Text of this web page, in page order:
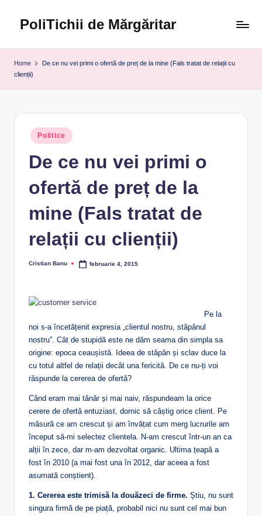
PoliTichii de Mărgăritar
Home
De ce nu vei primi o ofertă de preț de la mine (Fals tratat de relații cu
clienții)
Posted
in
Politice
De ce nu vei primi o
ofertă de preț de la
mine (Fals tratat de
relații cu clienții)
Posted
Cristian Banu februarie 4, 2015
Pe la
noi s-a încetățenit expresia „clientul nostru, stăpânul
nostru”. Cât de stupidă este ne dăm seama din simpla sa
origine: epoca ceaușistă. Ideea de stăpân și sclav duce la
cu totul altfel de relații decât una fericită. De ce nu-ți voi
răspunde la cererea de ofertă?
Când eram mai tânăr și mai naiv, răspundeam la orice
cerere de ofertă entuziast, dornic să câștig orice client. Pe
măsură ce am crescut și am învățat cum merg lucrurile am
început să-mi selectez clientela. N-am crescut într-un an ca
alții în zece, dar m-am dezvoltat organic. Ultima țeapă a
fost în 2010 (a mai fost una în 2012, dar aceea a fost
asumată conștient).
1. Cererea este trimisă la douăzeci de firme. Știu, nu sunt
singura firmă de pe piață, probabil nici nu sunt cel mai bun